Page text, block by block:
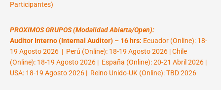
Participantes)
PROXIMOS GRUPOS (Modalidad Abierta/Open):
Auditor Interno (Internal Auditor) – 16 hrs: Ecuador (Online): 18-
19 Agosto 2026 | Perú (Online): 18-19 Agosto 2026 | Chile
(Online): 18-19 Agosto 2026 | España (Online): 20-21 Abril 2026 |
USA: 18-19 Agosto 2026 | Reino Unido-UK (Online): TBD 2026